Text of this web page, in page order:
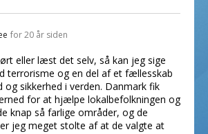
for 20 år siden
eller læst det selv, så kan jeg sige
terrorisme og en del af et fællesskab
og sikkerhed i verden. Danmark fik
for at hjælpe lokalbefolkningen og
knap så farlige områder, og de
jeg meget stolte af at de valgte at